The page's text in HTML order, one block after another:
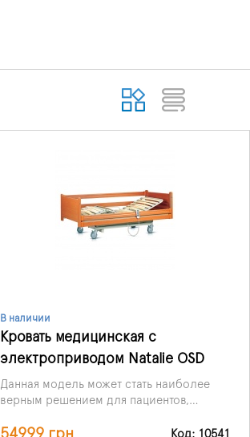
В наличии
Кровать медицинская с
электроприводом Natalie OSD
Данная модель может стать наиболее
верным решением для пациентов,
медучреждениях, а также находятся в
54999 грн Код: 10541